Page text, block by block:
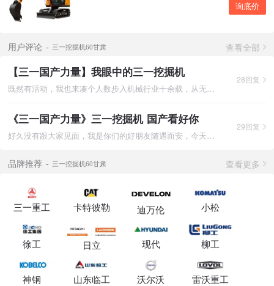
询底价
用户评论 三一挖掘机60甘肃 查看全部
【三一国产力量】我眼中的三一挖掘机
既然有活动，我也来凑个人数步入机械行业十余载，从无知的小白到
28回复
《三一国产力量》三一挖掘机 国产看好你
好久没有跟大家见面，我是你们的好朋友随遇而安，今天围绕国产三
29回复
品牌推荐 三一挖掘机60甘肃 查看更多
三一重工 卡特彼勒 迪万伦 小松
徐工 日立 现代 柳工
神钢 山东临工 沃尔沃 雷沃重工